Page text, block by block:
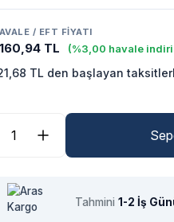
/ EFT FIYATI
TL (%3,00 havale
TL den başlayan
Tahmini 1-2 İş